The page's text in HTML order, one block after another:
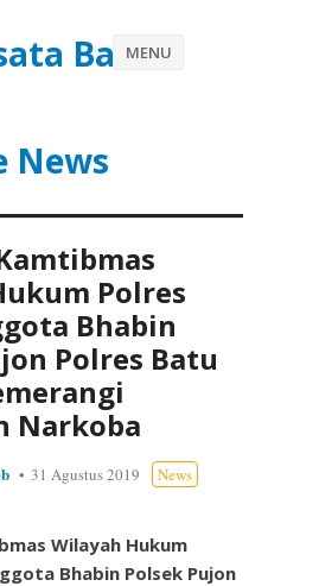
Batu
News
MENU
Polres
Bhabin
Polres Batu
Narkoba
31 Agustus 2019 News
Wilayah Hukum
Bhabin Polsek Pujon